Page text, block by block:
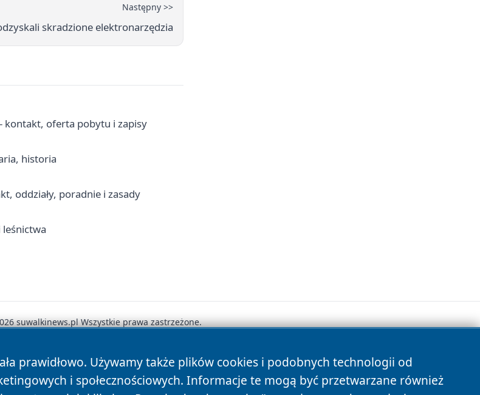
Następny >>
skradzione elektronarzędzia
kontakt, oferta pobytu i zapisy
historia
oddziały, poradnie i zasady
leśnictwa
prawidłowo. Używamy także plików cookies i podobnych technologii od
i społecznościowych. Informacje te mogą być przetwarzane również
suwalkinews.pl Wszystkie prawa zastrzeżone.
Polityka Prywatności Polityka Cookies